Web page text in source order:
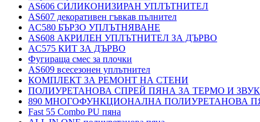
AS606 СИЛИКОНИЗИРАН УПЛЪТНИТЕЛ
AS607 декоративен гъвкав пълнител
AC580 БЪРЗО УПЛЪТНЯВАНЕ
AS608 АКРИЛЕН УПЛЪТНИТЕЛ ЗА ДЪРВО
AC575 КИТ ЗА ДЪРВО
Фугираща смес за плочки
AS609 всесезонен уплътнител
КОМПЛЕКТ ЗА РЕМОНТ НА СТЕНИ
ПОЛИУРЕТАНОВА СПРЕЙ ПЯНА ЗА ТЕРМО И
890 МНОГОФУНКЦИОНАЛНА ПОЛИУРЕТАНОВА
Fast 55 Combo PU пяна